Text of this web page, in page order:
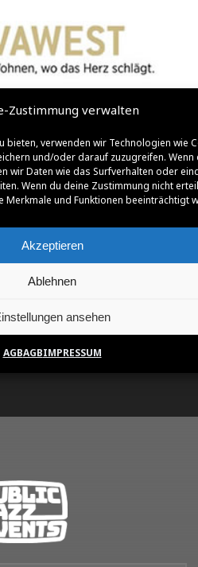
Zustimmung verwalten
bieten, verwenden wir Technologien wie
und/oder darauf zuzugreifen. Wenn
wir Daten wie das Surfverhalten oder
Wenn du deine Zustimmung nicht
Merkmale und Funktionen beeinträchtigt
Akzeptieren
Ablehnen
ansehen
AGBAGBIMPRESSUM